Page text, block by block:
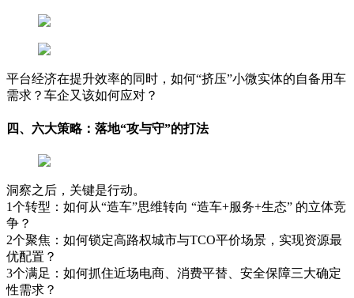
平台经济在提升效率的同时，如何“挤压”小微实体的自备用车
需求？车企又该如何应对？
四、六大策略：落地“攻与守”的打法
洞察之后，关键是行动。
1个转型：如何从“造车”思维转向 “造车+服务+生态” 的立体竞
争？
2个聚焦：如何锁定高路权城市与TCO平价场景，实现资源最
优配置？
3个满足：如何抓住近场电商、消费平替、安全保障三大确定
性需求？